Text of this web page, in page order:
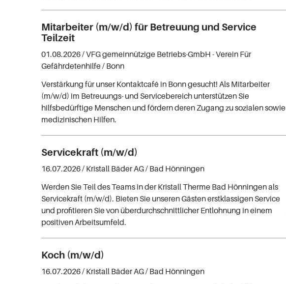
Mitarbeiter (m/w/d) für Betreuung und Service
Teilzeit
01.08.2026 /VFG gemeinnützige Betriebs-GmbH - Verein Für
Gefährdetenhilfe/ Bonn
Verstärkung für unser Kontaktcafé in Bonn gesucht! Als Mitarbeiter
(m/w/d) im Betreuungs- und Servicebereich unterstützen Sie
hilfsbedürftige Menschen und fördern deren Zugang zu sozialen sowie
medizinischen Hilfen.
Servicekraft (m/w/d)
16.07.2026 / Kristall Bäder AG/ Bad Hönningen
Werden Sie Teil des Teams in der Kristall Therme Bad Hönningen als
Servicekraft (m/w/d). Bieten Sie unseren Gästen erstklassigen Service
und profitieren Sie von überdurchschnittlicher Entlohnung in einem
positiven Arbeitsumfeld.
Koch (m/w/d)
16.07.2026 / Kristall Bäder AG/ Bad Hönningen